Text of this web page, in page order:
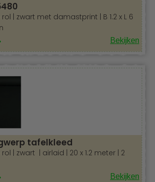
| zwart met damastprint | B 1.2 x L 6
Bekijken
tafelkleed
| zwart | airlaid | 20 x 1.2 meter | 2
Bekijken